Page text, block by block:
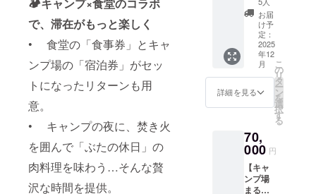
🏕️キャンプ×食堂のコラボ
で、滞在がもっと楽しく
• 食堂の「食事券」とキャ
ンプ場の「宿泊券」がセッ
トになったリターンも用
意。
• キャンプの夜に、焚き火
を囲んで「ぶたの休日」の
肉料理を味わう…そんな贅
沢な時間を提供。
過疎と呼ば
れるこの町
で、“食”を通
じて人が集
まり、心が
つながる風
いきたいと
思っていま
す。このプ
ロジェクト
い」
「地元
で気軽
にキャ
ンプ気
分を味
わいた
い」 そ
んな方
にぴっ
の、手
軽で快
適な車
中泊プ
ランで
す
前＋
メッ
セージ
を掲載
・掲載
サイズ
は名刺
（印刷
形式）
ちゃん
の名前
もOK ・
掲出完
了後、
設置写
入力く
ださい
・詳細
は「月
舘オー
トキャ
ンプ
SAKUR
A」の公
ジをご
確認く
ださい
「ちょ
っと気
で、
ちょっ
と贅沢
にどう
ぞ♪ お
届けに
ついて
事券は
郵送で
す。ご
住所の
ご入力
をお願
いしま
な空間
です。
2組まで
一緒に
利用で
きるの
で、ご
家族や
プにも
ぴった
り！ お
すすめ
ポイン
月舘の
人気
No.1
キャン
プサイ
トが、
今だけ
特別価
と800㎡
の超特
大ドッ
グフ
リーサ
（1,000
円×50
枚）】
地元応
援価
格：
45,000
円！
（5,000
円もお
「近く
に外食
できる
場所が
ないか
らこ
お届
け予
定：
2025
年12
月
詳細を見る
こ
の
リ
タ
ー
ン
を
選
択
す
る
70,
000 円
【キャ
ンプ場
まるご